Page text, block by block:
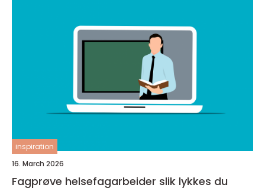
inspiration
16. March 2026
Fagprøve helsefagarbeider slik lykkes du